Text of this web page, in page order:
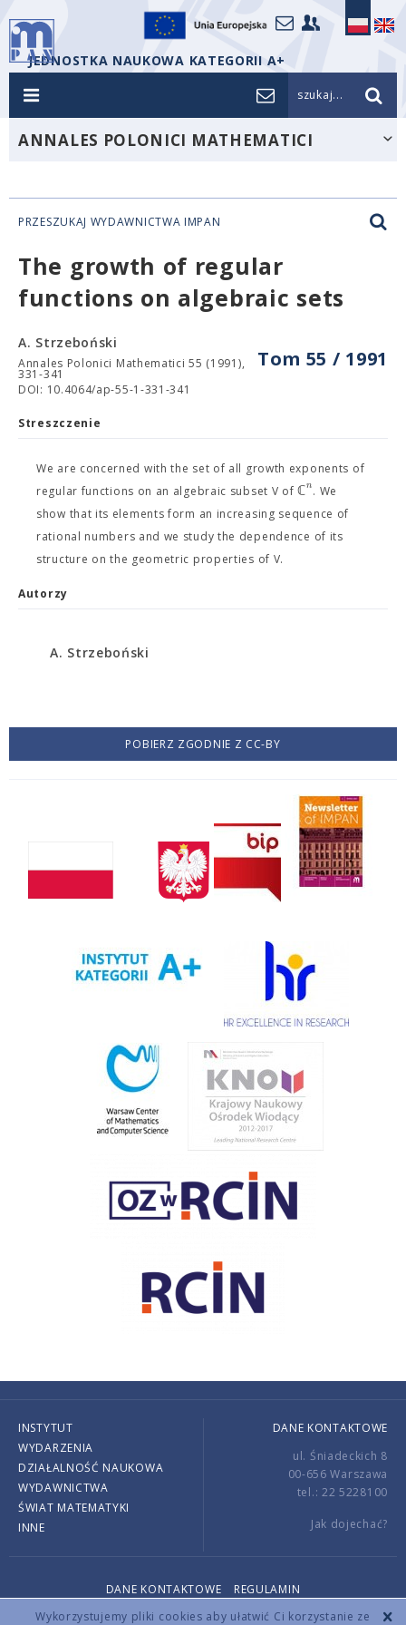
Wykorzystujemy pliki cookies aby ułatwić Ci korzystanie ze
JEDNOSTKA NAUKOWA KATEGORII A+
szukaj...
ANNALES POLONICI MATHEMATICI
PRZESZUKAJ WYDAWNICTWA IMPAN
The growth of regular
functions on algebraic sets
Tom 55 / 1991
A. Strzeboński
Annales Polonici Mathematici 55 (1991),
331-341
DOI: 10.4064/ap-55-1-331-341
Streszczenie
We are concerned with the set of all growth exponents of
regular functions on an algebraic subset V ofℂn. We
show that its elements form an increasing sequence of
rational numbers and we study the dependence of its
structure on the geometric properties of V.
Autorzy
A. Strzeboński
POBIERZ ZGODNIE Z CC-BY
INSTYTUT
WYDARZENIA
DZIAŁALNOŚĆ NAUKOWA
WYDAWNICTWA
ŚWIAT MATEMATYKI
INNE
DANE KONTAKTOWE
ul. Śniadeckich 8
00-656 Warszawa
tel.: 22 5228100
Jak dojechać?
DANE KONTAKTOWE
REGULAMIN
Copyright © 2026 by IMPAN. All rights reserved.